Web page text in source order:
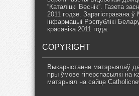
“Каталіцкі Веснік”. Газета
2011 годзе. Зарэгістравана ў
інфармацыі Рэспублікі
красавіка 2011 года.
COPYRIGHT
Выкарыстанне матэрыялаў
пры ўмове гіперспасылкі на
матэрыял на сайце